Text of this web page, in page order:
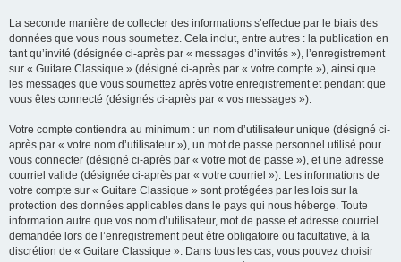
La seconde manière de collecter des informations s’effectue par le biais des
données que vous nous soumettez. Cela inclut, entre autres : la publication en
tant qu’invité (désignée ci-après par « messages d’invités »), l’enregistrement
sur « Guitare Classique » (désigné ci-après par « votre compte »), ainsi que
les messages que vous soumettez après votre enregistrement et pendant que
vous êtes connecté (désignés ci-après par « vos messages »).
Votre compte contiendra au minimum : un nom d’utilisateur unique (désigné ci-
après par « votre nom d’utilisateur »), un mot de passe personnel utilisé pour
vous connecter (désigné ci-après par « votre mot de passe »), et une adresse
courriel valide (désignée ci-après par « votre courriel »). Les informations de
votre compte sur « Guitare Classique » sont protégées par les lois sur la
protection des données applicables dans le pays qui nous héberge. Toute
information autre que vos nom d’utilisateur, mot de passe et adresse courriel
demandée lors de l’enregistrement peut être obligatoire ou facultative, à la
discrétion de « Guitare Classique ». Dans tous les cas, vous pouvez choisir